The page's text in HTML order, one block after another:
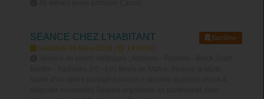
SÉANCE CHEZ L'HABITANT Barrême
Vendredi 06 Mars 2026 |
19:00:00